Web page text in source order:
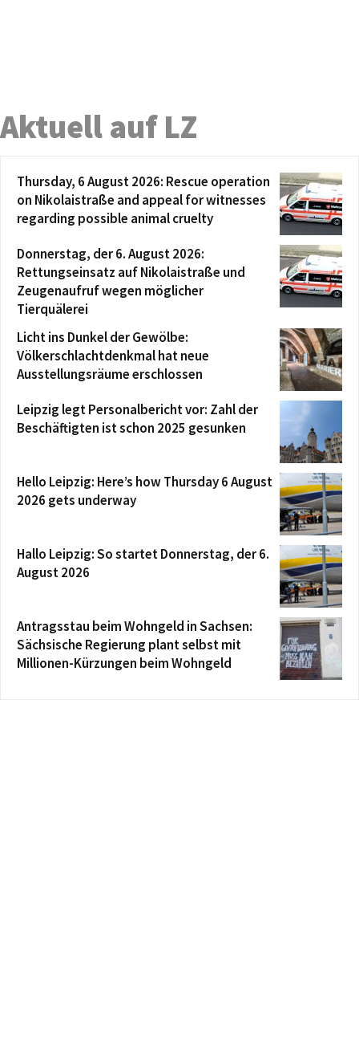
Aktuell auf LZ
Thursday, 6 August 2026: Rescue operation
on Nikolaistraße and appeal for witnesses
regarding possible animal cruelty
Donnerstag, der 6. August 2026:
Rettungseinsatz auf Nikolaistraße und
Zeugenaufruf wegen möglicher
Tierquälerei
Licht ins Dunkel der Gewölbe:
Völkerschlachtdenkmal hat neue
Ausstellungsräume erschlossen
Leipzig legt Personalbericht vor: Zahl der
Beschäftigten ist schon 2025 gesunken
Hello Leipzig: Here’s how Thursday 6 August
2026 gets underway
Hallo Leipzig: So startet Donnerstag, der 6.
August 2026
Antragsstau beim Wohngeld in Sachsen:
Sächsische Regierung plant selbst mit
Millionen-Kürzungen beim Wohngeld